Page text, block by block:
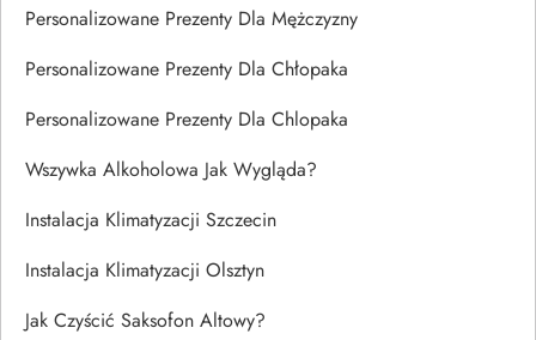
Personalizowane Prezenty Dla Mężczyzny
Personalizowane Prezenty Dla Chłopaka
Personalizowane Prezenty Dla Chlopaka
Wszywka Alkoholowa Jak Wygląda?
Instalacja Klimatyzacji Szczecin
Instalacja Klimatyzacji Olsztyn
Jak Czyścić Saksofon Altowy?